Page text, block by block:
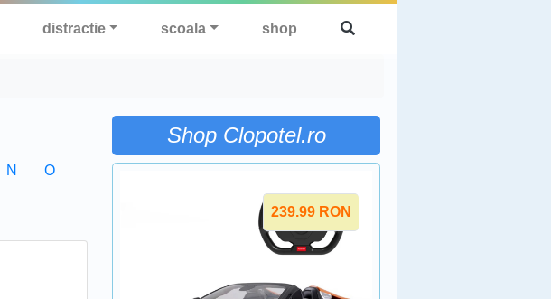
distractie scoala shop
N O
Shop Clopotel.ro
239.99 RON